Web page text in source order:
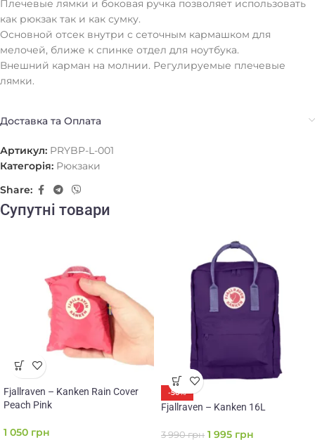
Плечевые лямки и боковая ручка позволяет использовать
как рюкзак так и как сумку.
Основной отсек внутри с сеточным кармашком для
мелочей, ближе к спинке отдел для ноутбука.
Внешний карман на молнии. Регулируемые плечевые
лямки.
Доставка та Оплата
Артикул: PRYBP-L-001
Категорія: Рюкзаки
Share:
Супутні товари
Fjallraven – Kanken Rain Cover
Peach Pink
1 050 грн
-50%
Fjallraven – Kanken 16L
3 990грн 1 995 грн